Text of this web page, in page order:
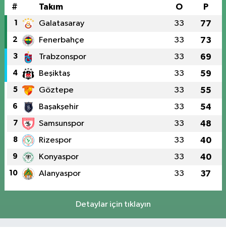
# Takım O P
1 Galatasaray 33 77
2 Fenerbahçe 33 73
3 Trabzonspor 33 69
4 Beşiktaş 33 59
5 Göztepe 33 55
6 Başakşehir 33 54
7 Samsunspor 33 48
8 Rizespor 33 40
9 Konyaspor 33 40
10 Alanyaspor 33 37
Detaylar için tıklayın